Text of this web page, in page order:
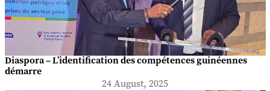
Diaspora – L’identification des compétences guinéennes
démarre
24 August, 2025